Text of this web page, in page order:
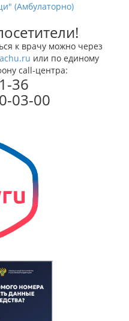
(Амбулаторно)
к врачу можно через
или по единому
call-центра:
36
03-00